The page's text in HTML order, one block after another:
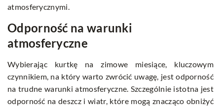
atmosferycznymi.
Odporność na warunki
atmosferyczne
Wybierając kurtkę na zimowe miesiące, kluczowym
czynnikiem, na który warto zwrócić uwagę, jest odporność
na trudne warunki atmosferyczne. Szczególnie istotna jest
odporność na deszcz i wiatr, które mogą znacząco obniżyć